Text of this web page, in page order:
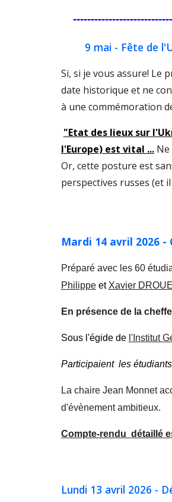
9 mai - Fête de
Si, si je vous assure! Le
date historique et ne
à une commémoration
"Etat des lieux sur
l'Europe) est vital ...
Or, cette posture est
perspectives russes (et
Mardi 14 avril 2026
Préparé avec les 60
Philippeet Xavier
En présence de la
Sous l'égide de l'Institut
Participaient les
La chaire Jean Monnet
d'évènement ambitieux.
Compte-rendu détaillé
Lundi 13 avril 2026 -